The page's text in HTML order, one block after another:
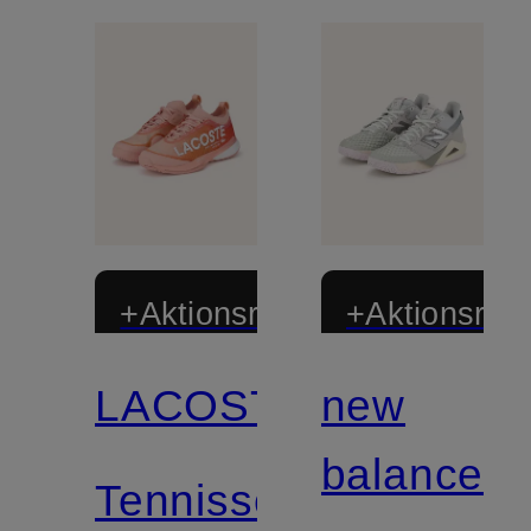
+Aktionsrabatt
LACOSTE
Tennisschuhe
new
balance